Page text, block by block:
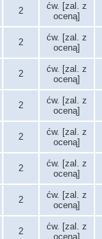
2
ćw. [zal. z
oceną]
2
ćw. [zal. z
oceną]
2
ćw. [zal. z
oceną]
2
ćw. [zal. z
oceną]
2
ćw. [zal. z
oceną]
2
ćw. [zal. z
oceną]
2
ćw. [zal. z
oceną]
2
ćw. [zal. z
oceną]